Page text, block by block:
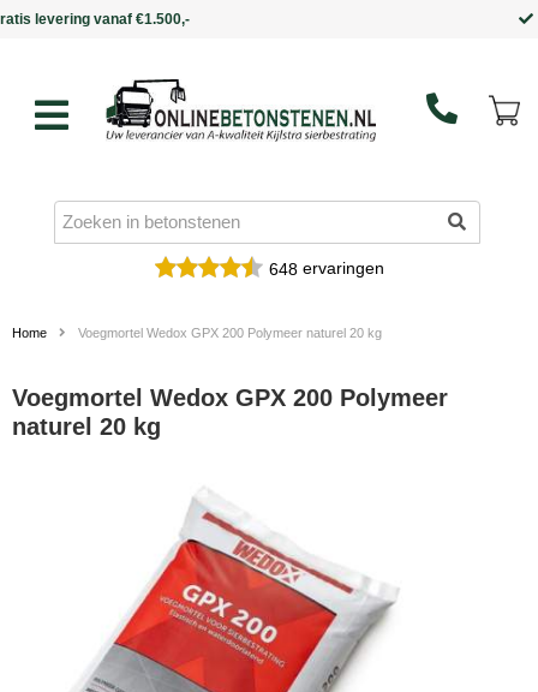
Binnen 5 werkdagen in huis
648ervaringen
Home Voegmortel Wedox GPX 200 Polymeer naturel 20 kg
Voegmortel Wedox GPX 200 Polymeer
naturel 20 kg